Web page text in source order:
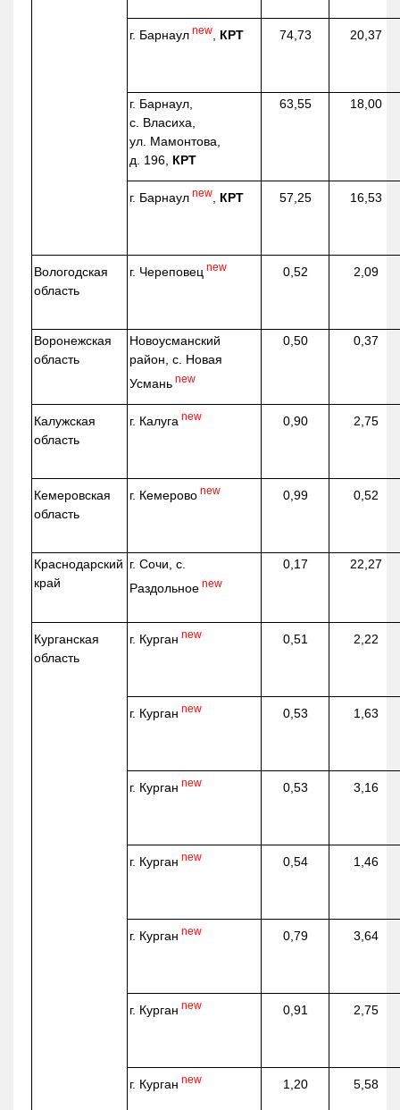
г. Барнаул new КРТ 74,73 20,37
г. Барнаул,
с. Власиха,
ул. Мамонтова,
д. 196, КРТ
63,55 18,00
г. Барнаул new КРТ 57,25 16,53
Вологодская
область
г. Череповец new 0,52 2,09
Воронежская
область
Новоусманский
район, с. Новая
Усмань new
0,50 0,37
Калужская
область
г. Калуга new 0,90 2,75
Кемеровская
область
г. Кемерово new 0,99 0,52
Краснодарский
край
г. Сочи, с.
Раздольное new
0,17 22,27
Курганская
область
г. Курган new 0,51 2,22
г. Курган new 0,53 1,63
г. Курган new 0,53 3,16
г. Курган new 0,54 1,46
г. Курган new 0,79 3,64
г. Курган new 0,91 2,75
г. Курган new 1,20 5,58